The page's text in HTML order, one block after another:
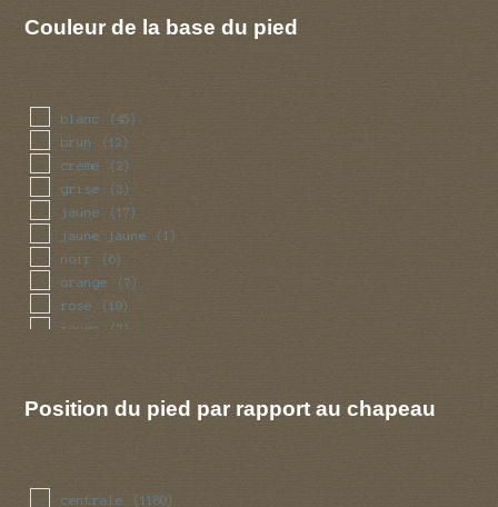
vert (8)
Couleur de la base du pied
blanc (45)
brun (12)
creme (2)
grise (3)
jaune (17)
jaune jaune (1)
noir (6)
orange (7)
rose (10)
rouge (7)
Position du pied par rapport au chapeau
centrale (1180)